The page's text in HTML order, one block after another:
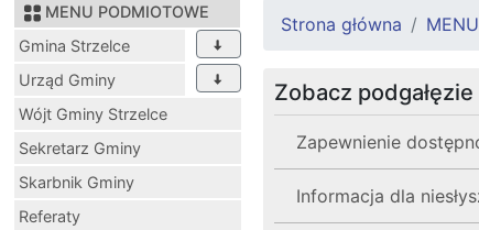
MENU PODMIOTOWE
Gmina Strzelce
Urząd Gminy
Wójt Gminy Strzelce
Sekretarz Gminy
Skarbnik Gminy
Referaty
Strona główna
Zobacz podgałęzie
Zapewnienie
Informacja dla